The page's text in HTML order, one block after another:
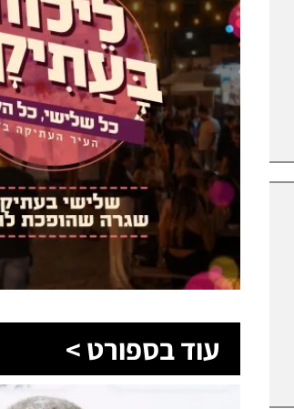
עוד בספורט >